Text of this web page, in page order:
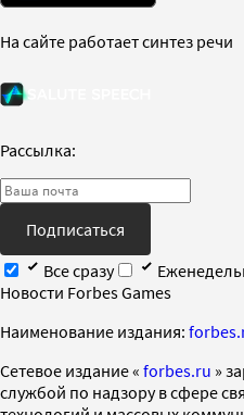
На сайте работает синтез речи
Рассылка:
Подписаться
Все сразу
Новости Forbes Games
Наименование издания:
Cетевое издание « forbes.ru »
службой по надзору в сфере